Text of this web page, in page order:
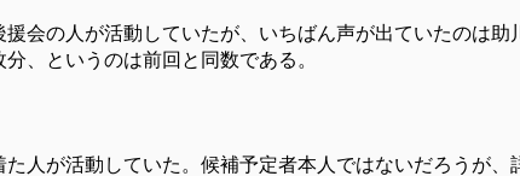
会の人が活動していたが、いちばん声が出ていたのは助
、というのは前回と同数である。
人が活動していた。候補予定者本人ではないだろうが、